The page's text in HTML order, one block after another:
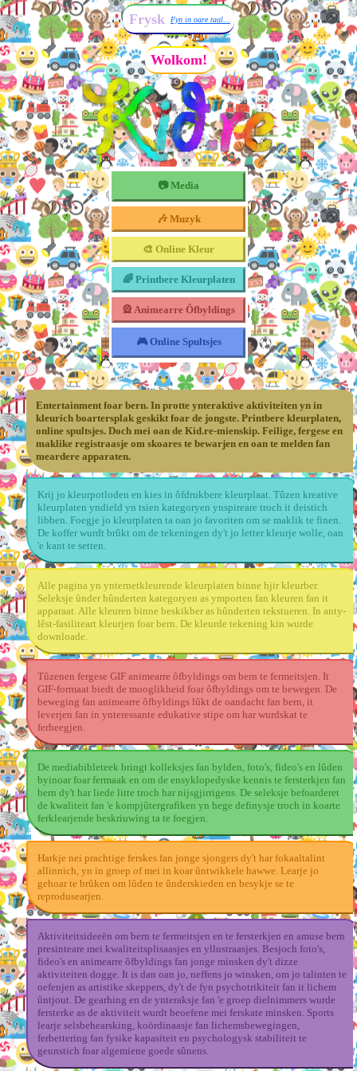
Frysk Fyn in oare taal...
Wolkom!
📷 Media
🎶 Muzyk
🎨 Online Kleur
🌈 Printbere Kleurplaten
🎡 Animearre Ôfbyldings
🎮 Online Spultsjes
Entertainment foar bern. In protte ynteraktive aktiviteiten yn in
kleurich boartersplak geskikt foar de jongste. Printbere kleurplaten,
online spultsjes. Doch mei oan de Kid.re-mienskip. Feilige, fergese en
maklike registraasje om skoares te bewarjen en oan te melden fan
meardere apparaten.
Krij jo kleurpotloden en kies in ôfdrukbere kleurplaat. Tûzen kreative
kleurplaten yndield yn tsien kategoryen ynspireare troch it deistich
libben. Foegje jo kleurplaten ta oan jo favoriten om se maklik te finen.
De koffer wurdt brûkt om de tekeningen dy't jo letter kleurje wolle, oan
'e kant te setten.
Alle pagina yn ynternetkleurende kleurplaten binne hjir kleurber.
Seleksje ûnder hûnderten kategoryen as ymporten fan kleuren fan it
apparaat. Alle kleuren binne beskikber as hûnderten tekstueren. In anty-
lêst-fasiliteart kleurjen foar bern. De kleurde tekening kin wurde
downloade.
Tûzenen fergese GIF animearre ôfbyldings om bern te fermeitsjen. It
GIF-formaat biedt de mooglikheid foar ôfbyldings om te bewegen. De
beweging fan animearre ôfbyldings lûkt de oandacht fan bern, it
leverjen fan in ynteressante edukative stipe om har wurdskat te
ferheegjen.
De mediabibleteek bringt kolleksjes fan bylden, foto's, fideo's en lûden
byinoar foar fermaak en om de ensyklopedyske kennis te fersterkjen fan
bern dy't har liede litte troch har nijsgjirrigens. De seleksje befoarderet
de kwaliteit fan 'e kompjûtergrafiken yn hege definysje troch in koarte
ferklearjende beskriuwing ta te foegjen.
Harkje nei prachtige ferskes fan jonge sjongers dy't har fokaaltalint
allinnich, yn in groep of mei in koar ûntwikkele hawwe. Learje jo
gehoar te brûken om lûden te ûnderskieden en besykje se te
reprodusearjen.
Aktiviteitsideeën om bern te fermeitsjen en te fersterkjen en amuse bern
presinteare mei kwaliteitsplisaasjes en yllustraasjes. Besjoch foto's,
fideo's en animearre ôfbyldings fan jonge minsken dy't dizze
aktiviteiten dogge. It is dan oan jo, neffens jo winsken, om jo talinten te
oefenjen as artistike skeppers, dy't de fyn psychotrikiteit fan it lichem
ûntjout. De gearhing en de ynteraksje fan 'e groep dielnimmers wurde
fersterke as de aktiviteit wurdt beoefene mei ferskate minsken. Sports
learje selsbehearsking, koördinaasje fan lichemsbewegingen,
ferbettering fan fysike kapasiteit en psychologysk stabiliteit te
geunstich foar algemiene goede sûnens.